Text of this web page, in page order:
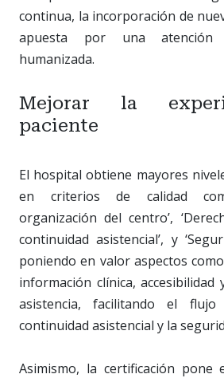
continua, la incorporación de
apuesta por una atención
humanizada.
Mejorar la
paciente
El hospital obtiene mayores
en criterios de calidad
organización del centro’,
continuidad asistencial’, y
poniendo en valor aspectos
información clínica, accesibilidad
asistencia, facilitando el
continuidad asistencial y la
Asimismo, la certificación pone